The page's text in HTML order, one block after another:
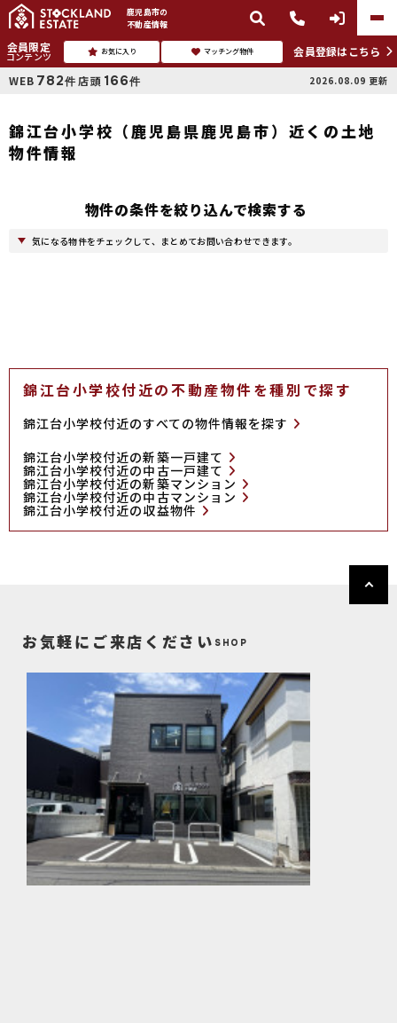
鹿児島市の
不動産情報
会員限定
コンテンツ お気に入り マッチング物件
会員登録はこちら
WEB 782件 店頭 166件 2026.08.09 更新
錦江台小学校（鹿児島県鹿児島市）近くの土地
物件情報
物件の条件を絞り込んで検索する
気になる物件をチェックして、まとめてお問い合わせできます。
錦江台小学校付近の不動産物件を種別で探す
錦江台小学校付近のすべての物件情報を探す
錦江台小学校付近の新築一戸建て
錦江台小学校付近の中古一戸建て
錦江台小学校付近の新築マンション
錦江台小学校付近の中古マンション
錦江台小学校付近の収益物件
お気軽にご来店ください SHOP